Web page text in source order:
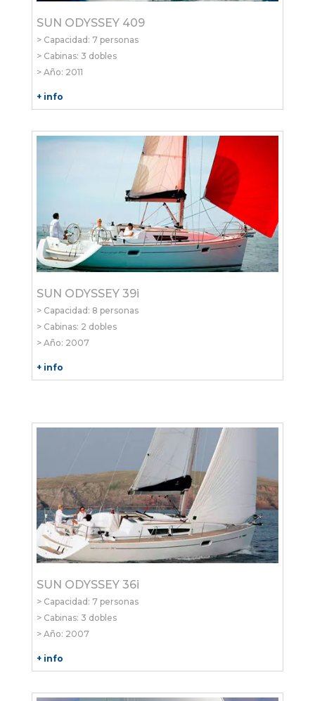
SUN ODYSSEY 409
> Capacidad: 7 personas
> Cabinas: 3 dobles
> Año: 2011
+ info
SUN ODYSSEY 39i
> Capacidad: 8 personas
> Cabinas: 2 dobles
> Año: 2007
+ info
SUN ODYSSEY 36i
> Capacidad: 7 personas
> Cabinas: 3 dobles
> Año: 2007
+ info